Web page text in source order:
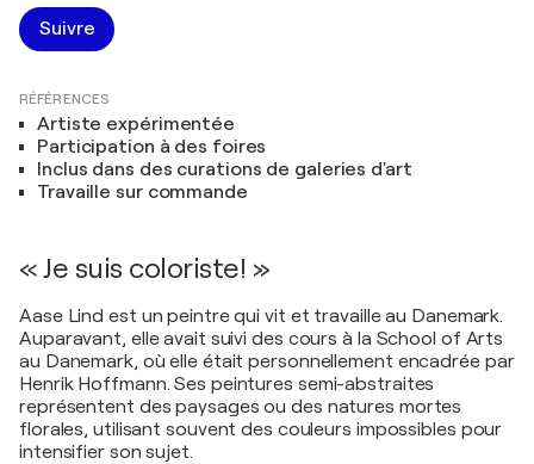
Suivre
RÉFÉRENCES
Artiste expérimentée
Participation à des foires
Inclus dans des curations de galeries d'art
Travaille sur commande
« Je suis coloriste! »
Aase Lind est un peintre qui vit et travaille au Danemark.
Auparavant, elle avait suivi des cours à la School of Arts
au Danemark, où elle était personnellement encadrée par
Henrik Hoffmann. Ses peintures semi-abstraites
représentent des paysages ou des natures mortes
florales, utilisant souvent des couleurs impossibles pour
intensifier son sujet.